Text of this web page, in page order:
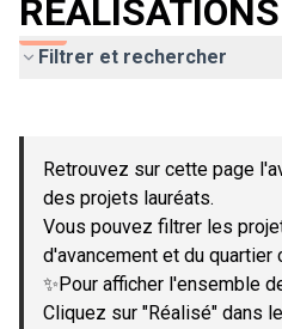
RÉALISATIONS
Filtrer et rechercher
−
Retrouvez sur cette page
des projets lauréats.
Vous pouvez filtrer les
d'avancement et du quartier
✨Pour afficher l'ensemble
Cliquez sur "Réalisé" dans